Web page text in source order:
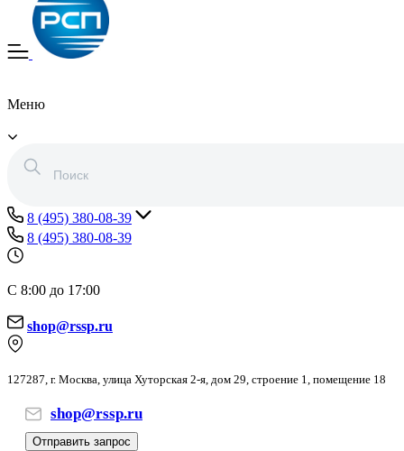
Меню
8 (495) 380-08-39
8 (495) 380-08-39
С 8:00 до 17:00
shop@rssp.ru
127287, г. Москва, улица Хуторская 2-я, дом 29, строение 1, помещение 18
shop@rssp.ru
Отправить запрос